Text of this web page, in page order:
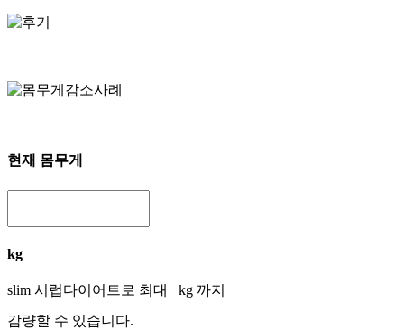
현재 몸무게
kg
slim 시럽다이어트로 최대
kg 까지
감량할 수 있습니다.